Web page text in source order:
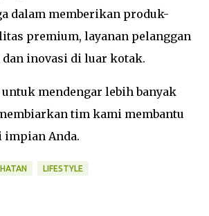
dalam memberikan produk-
premium, layanan pelanggan
dan inovasi di luar kotak.
mendengar lebih banyak
tim kami membantu
impian Anda.
LIFESTYLE